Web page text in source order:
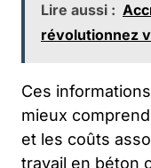
Lire aussi :
révolutionnez
Ces
mieux
et les coûts
travail en béton